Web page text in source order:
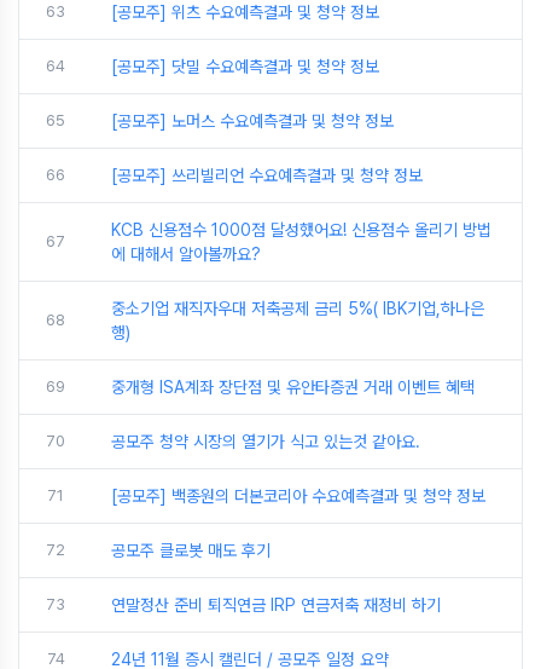
63 [공모주] 위츠 수요예측결과 및 청약 정보
64 [공모주] 닷밀 수요예측결과 및 청약 정보
65 [공모주] 노머스 수요예측결과 및 청약 정보
66 [공모주] 쓰리빌리언 수요예측결과 및 청약 정보
67
KCB 신용점수 1000점 달성했어요! 신용점수 올리기 방법
에 대해서 알아볼까요?
68
중소기업 재직자우대 저축공제 금리 5%( IBK기업,하나은
행)
69 중개형 ISA계좌 장단점 및 유안타증권 거래 이벤트 혜택
70 공모주 청약 시장의 열기가 식고 있는것 같아요.
71 [공모주] 백종원의 더본코리아 수요예측결과 및 청약 정보
72 공모주 클로봇 매도 후기
73 연말정산 준비 퇴직연금 IRP 연금저축 재정비 하기
74 24년 11월 증시 캘린더 / 공모주 일정 요약